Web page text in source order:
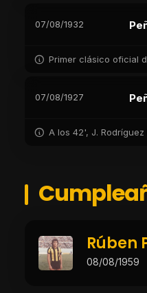
07/08/1932
Primer clásico oficial
07/08/1927
A los 42', J.
Rúben
08/08/1959